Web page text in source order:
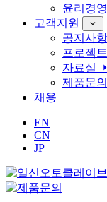
윤리경영
고객지원
공지사항
프로젝
자료실
제품문의
채용
EN
CN
JP